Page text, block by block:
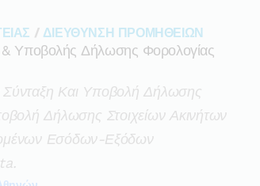
/ ΔΙΕΥΘΥΝΣΗ ΠΡΟΜΗΘΕΙΩΝ
Υποβολής Δήλωσης Φορολογίας
Και Υποβολή Δήλωσης
Δήλωσης Στοιχείων Ακινήτων
Εσόδων-Εξόδων